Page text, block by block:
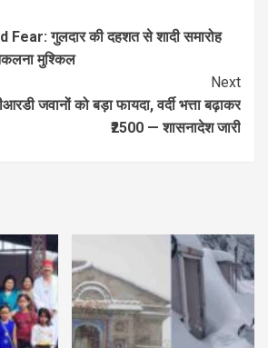
गुलदार की दहशत से शादी समारोह
मुश्किल
Next
जवानों को बड़ा फायदा, वर्दी भत्ता बढ़ाकर
₹2500 — शासनादेश जारी